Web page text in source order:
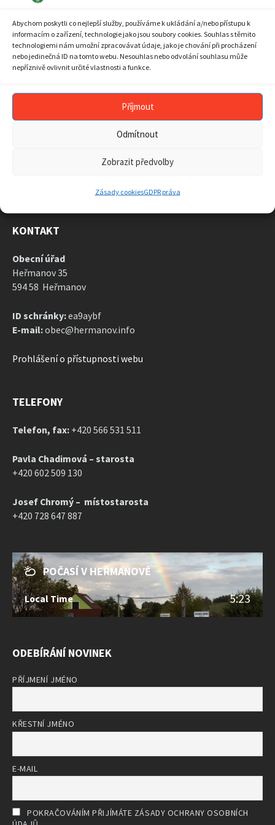
Abychom poskytli co nejlepší služby, používáme k ukládání a/nebo přístupu k
informacím o zařízení, technologie jako jsou soubory cookies. Souhlas s těmito
technologiemi nám umožní zpracovávat údaje, jako je chování při procházení
nebo jedinečná ID na tomto webu. Nesouhlas nebo odvolání souhlasu může
nepříznivě ovlivnit určité vlastnosti a funkce.
Příjmout
Odmítnout
Zobrazit předvolby
Zásady cookiesGDPR práva
17
18 19 20 21 22
23
24
25 26 27 28 29
30
31
1 2 3
to
ARCHIV AKTUALIT
KONTAKT
Obecní úřad
Heřmanov 35
594 58 Heřmanov
ID schránky:ea9aybf
E-mail:obec@hermanov.info
Prohlášení o přístupnosti webu
TELEFONY
Telefon, fax: +420 566 531 511
Pavla Chadimová – starosta
+420 602 509 130
Josef Chromý – místostarosta
+420 728 647 887
POČASÍ V HEŘMANOVĚ
Local Time 5:23
ODEBÍRÁNÍ NOVINEK
PŘÍJMENÍ JMÉNO
KŘESTNÍ JMÉNO
E-MAIL
POKRAČOVÁNÍM PŘIJÍMÁTE ZÁSADY OCHRANY OSOBNÍCH